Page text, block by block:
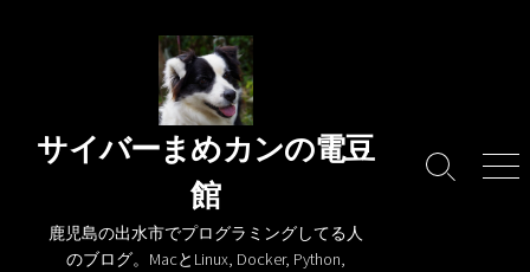
サイバーまめカンの電豆
館
鹿児島の出水市でプログラミングしてる人
のブログ。MacとLinux, Docker, Python,
検
メ